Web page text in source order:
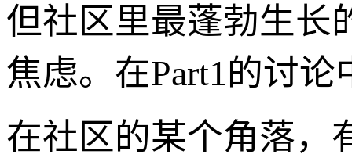
但社区里最蓬勃生长
焦虑。在Part1的讨
在社区的某个角落，